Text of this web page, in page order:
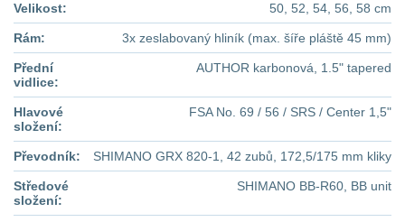
Velikost: 50, 52, 54, 56, 58 cm
Rám: 3x zeslabovaný hliník (max. šíře pláště 45 mm)
Přední
vidlice:
AUTHOR karbonová, 1.5" tapered
Hlavové
složení:
FSA No. 69 / 56 / SRS / Center 1,5"
Převodník: SHIMANO GRX 820-1, 42 zubů, 172,5/175 mm kliky
Středové
složení:
SHIMANO BB-R60, BB unit